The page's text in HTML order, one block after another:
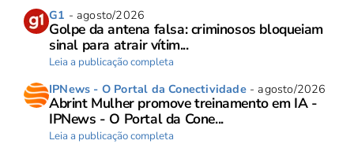
G1 - agosto/2026
Golpe da antena falsa: criminosos bloqueiam
sinal para atrair vítim...
Leia a publicação completa
IPNews - O Portal da Conectividade- agosto/2026
Abrint Mulher promove treinamento em IA -
IPNews - O Portal da Cone...
Leia a publicação completa